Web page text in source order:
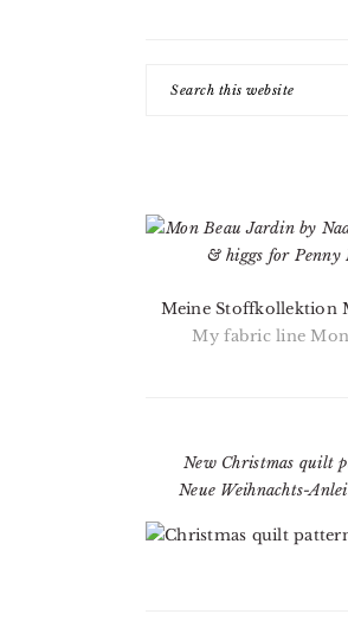
Meine Stoffkollektion
My fabric line
New Christmas quilt
Neue Weihnachts-